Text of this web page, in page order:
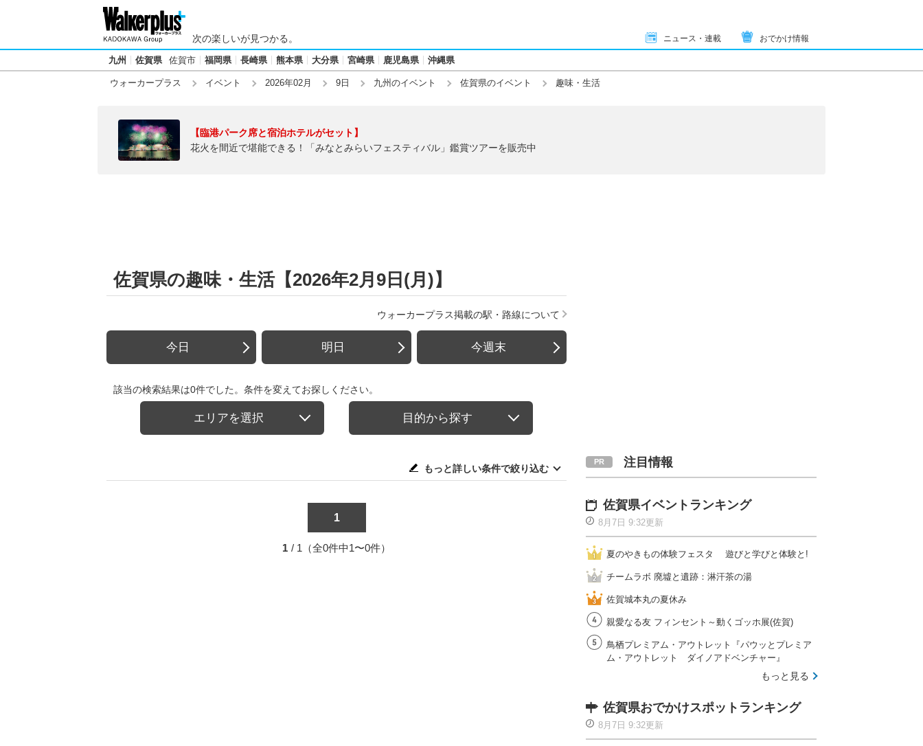
次の楽しいが見つかる。 ニュース・連載 おでかけ情報
九州 佐賀県 佐賀市 福岡県 長崎県 熊本県 大分県 宮崎県 鹿児島県 沖縄県
ウォーカープラス イベント 2026年02月 9日 九州のイベント 佐賀県のイベント 趣味・生活
【臨港パーク席と宿泊ホテルがセット】
花火を間近で堪能できる！「みなとみらいフェスティバル」鑑賞ツアーを販売中
佐賀県の趣味・生活【2026年2月9日(月)】
ウォーカープラス掲載の駅・路線について
今日 明日 今週末
該当の検索結果は0件でした。条件を変えてお探しください。
エリアを選択 目的から探す
もっと詳しい条件で絞り込む
1
1 / 1（全0件中1〜0件）
注目情報
佐賀県イベントランキング
8月7日 9:32更新
夏のやきもの体験フェスタ 遊びと学びと体験と!
チームラボ 廃墟と遺跡：淋汗茶の湯
佐賀城本丸の夏休み
親愛なる友 フィンセント～動くゴッホ展(佐賀)
鳥栖プレミアム・アウトレット『パウッとプレミア
ム・アウトレット ダイノアドベンチャー』
もっと見る
佐賀県おでかけスポットランキング
8月7日 9:32更新